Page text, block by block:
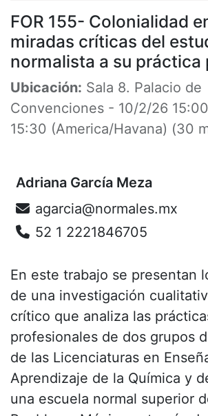
FOR 155- Colonialidad
miradas críticas del
normalista a su práctica
Ubicación: Sala 8. Palacio de
Convenciones - 10/2/26 15:00
15:30 (America/Havana) (30
Adriana García Meza
agarcia@normales.mx
52 1 2221846705
En este trabajo se presentan
de una investigación
crítico que analiza las
profesionales de dos grupos
de las Licenciaturas en
Aprendizaje de la Química y
una escuela normal superior